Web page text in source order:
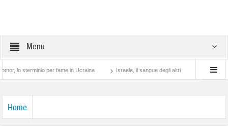
Menu
sterminio per fame in Ucraina Israele, il sangue degli altri Lotta di classe…
Home